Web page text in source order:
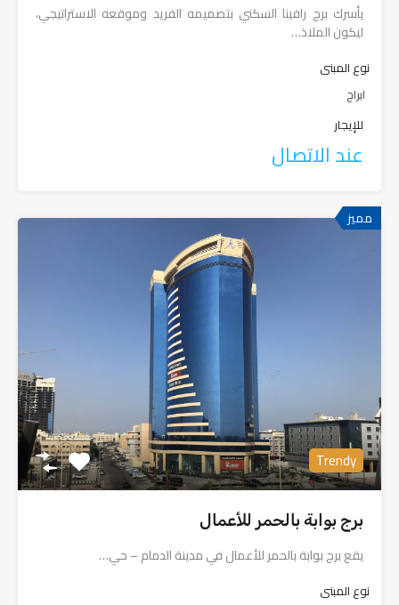
يأسرك برج رافينا السكني بتصميمه الفريد وموقعه الاستراتيجي،
ليكون الملاذ…
نوع المبنى
ابراج
للإيجار
عند الاتصال
مميز
Trendy
برج بوابة بالحمر للأعمال
يقع برج بوابة بالحمر للأعمال في مدينة الدمام – حي…
نوع المبنى